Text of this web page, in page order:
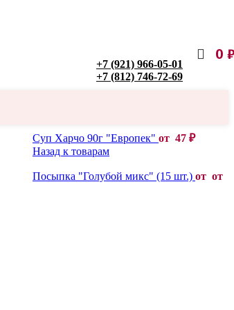
+7 (921) 966-05-01
+7 (812) 746-72-69
0
Суп Харчо 90г "Европек" от 47 ₽
Назад к товарам
Посыпка "Голубой микс" (15 шт.) от от